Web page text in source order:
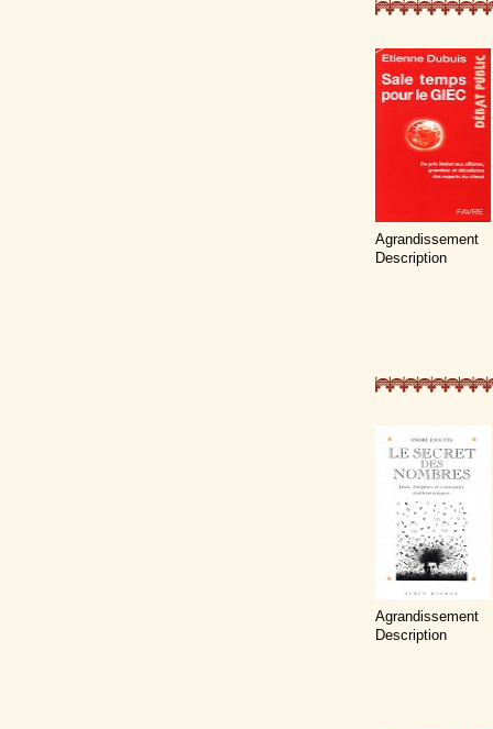
Agrandissement
Description
Agrandissement
Description